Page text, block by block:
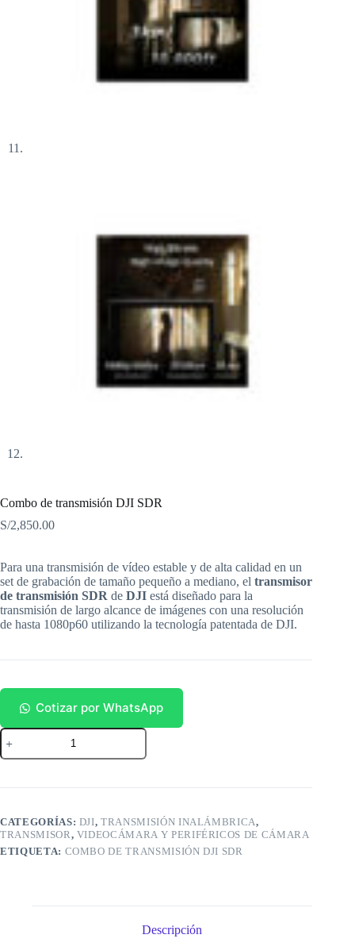
Combo de transmisión DJI SDR
S/2,850.00
Para una transmisión de vídeo estable y de alta calidad en un
set de grabación de tamaño pequeño a mediano, el transmisor
de transmisión SDR de DJI está diseñado para la
transmisión de largo alcance de imágenes con una resolución
de hasta 1080p60 utilizando la tecnología patentada de DJI.
Cotizar por WhatsApp
Combo
de
transmisión
SDR
CATEGORÍAS: DJI,TRANSMISIÓN INALÁMBRICA,
TRANSMISOR , VIDEOCÁMARA Y PERIFÉRICOS DE CÁMARA
ETIQUETA: COMBO DE TRANSMISIÓN DJI SDR
Descripción